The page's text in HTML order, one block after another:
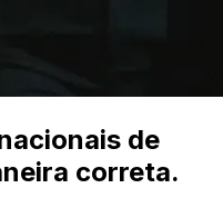
de
correta.